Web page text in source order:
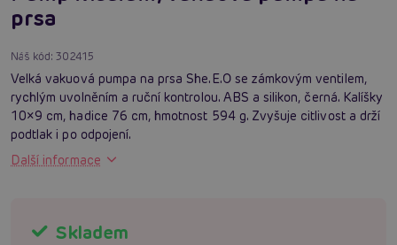
prsa
Náš kód:302415
Velká vakuová pumpa na prsa She.E.O se zámkovým ventilem,
rychlým uvolněním a ruční kontrolou. ABS a silikon, černá. Kalíšky
10×9 cm, hadice 76 cm, hmotnost 594 g. Zvyšuje citlivost a drží
podtlak i po odpojení.
Další informace
Skladem